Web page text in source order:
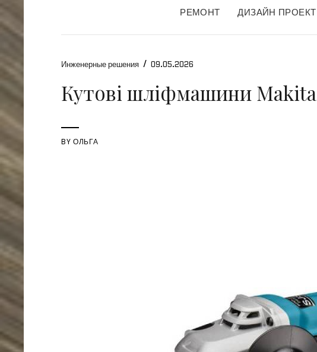
РЕМОНТ ДИЗАЙН ПРОЕКТ
Инженерные решения / 09.05.2026
Кутові шліфмашини Makita
BYОЛЬГА